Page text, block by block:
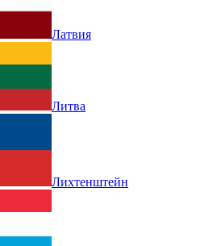
Латвия
Литва
Лихтенштейн